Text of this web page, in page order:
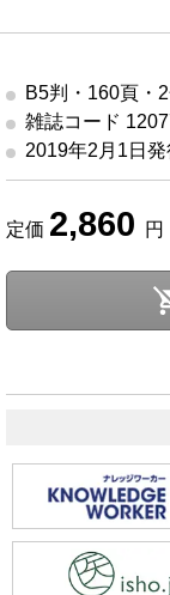
B5判・160頁・
雑誌コード
2019年2月1日発
定価 2,860 円